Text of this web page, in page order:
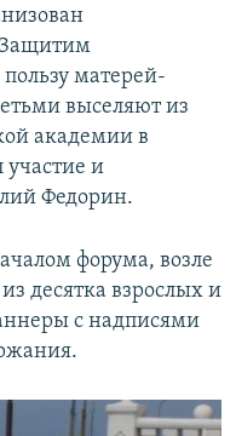
матерей-
выселяют из
академии в
участие и
Федорин.
форума, возле
десятка взрослых и
с надписями